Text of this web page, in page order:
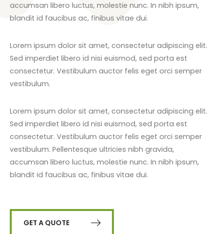
accumsan libero luctus, molestie nunc. In nibh ipsum,
blandit id faucibus ac, finibus vitae dui.
Lorem ipsum dolor sit amet, consectetur adipiscing elit.
Sed imperdiet libero id nisi euismod, sed porta est
consectetur. Vestibulum auctor felis eget orci semper
vestibulum.
Lorem ipsum dolor sit amet, consectetur adipiscing elit.
Sed imperdiet libero id nisi euismod, sed porta est
consectetur. Vestibulum auctor felis eget orci semper
vestibulum. Pellentesque ultricies nibh gravida,
accumsan libero luctus, molestie nunc. In nibh ipsum,
blandit id faucibus ac, finibus vitae dui.
GET A QUOTE